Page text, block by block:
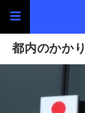
都内のかか